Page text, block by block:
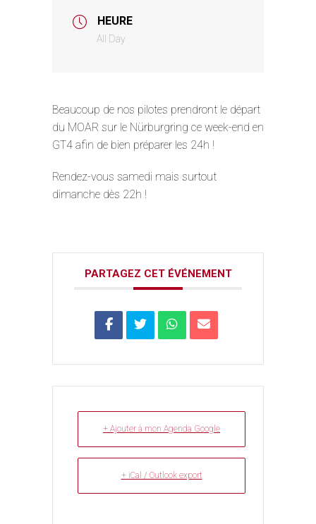
HEURE
All Day
Beaucoup de nos pilotes prendront le départ
du MOAR sur le Nürburgring ce week-end en
GT4 afin de bien préparer les 24h !
Rendez-vous samedi mais surtout
dimanche dès 22h !
PARTAGEZ CET ÉVÉNEMENT
+ Ajouter à mon Agenda Google
+ iCal / Outlook export